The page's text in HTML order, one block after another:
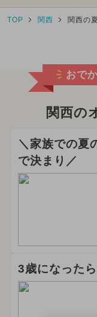
TOP 関西 関西の
おで
関西の
＼家族での夏
で決まり／
3歳になった